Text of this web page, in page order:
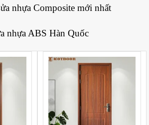
nhựa Composite mới nhất
nhựa ABS Hàn Quốc